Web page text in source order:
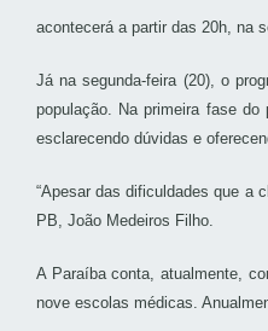
acontecerá a partir das 20h, na
Já na segunda-feira (20), o
população. Na primeira fase
esclarecendo dúvidas e
“Apesar das dificuldades que a
PB, João Medeiros Filho.
A Paraíba conta, atualmente,
nove escolas médicas.